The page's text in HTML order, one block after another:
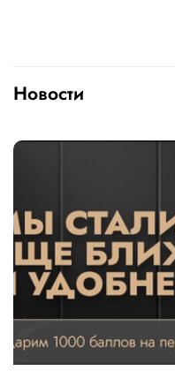
Новости